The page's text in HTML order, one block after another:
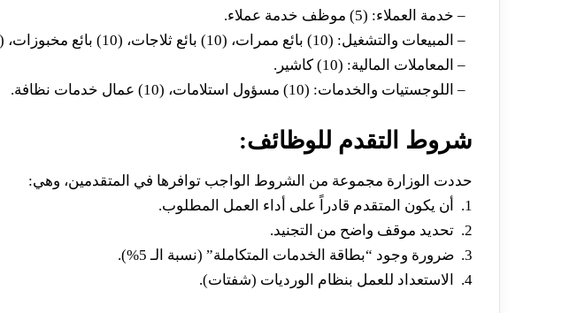
– خدمة العملاء: (5) موظف خدمة عملاء.
– المبيعات والتشغيل: (10) بائع ممرات، (10) بائع ثلاجات، (10) بائع مخبوزات، (10) محضر طلبات.
– المعاملات المالية: (10) كاشير.
– اللوجستيات والخدمات: (10) مسؤول استلامات، (10) عمال خدمات نظافة.
شروط التقدم للوظائف:
حددت الوزارة مجموعة من الشروط الواجب توافرها في المتقدمين، وهي:
1. أن يكون المتقدم قادراً على أداء العمل المطلوب.
2. تحديد موقف واضح من التجنيد.
3. ضرورة وجود “بطاقة الخدمات المتكاملة” (نسبة الـ 5%).
4. الاستعداد للعمل بنظام الورديات (شفتات).